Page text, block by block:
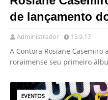
de lançamento
Administrador 13.9.17
A Contora Rosiane Casemiro
roraimense seu primeiro
EVENTOS